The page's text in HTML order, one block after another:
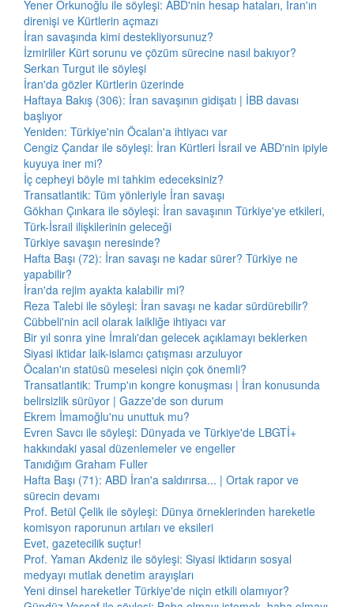
Yener Orkunoğlu ile söyleşi: ABD'nin hesap hataları, İran'ın
direnişi ve Kürtlerin açmazı
İran savaşında kimi destekliyorsunuz?
İzmirliler Kürt sorunu ve çözüm sürecine nasıl bakıyor?
Serkan Turgut ile söyleşi
İran'da gözler Kürtlerin üzerinde
Haftaya Bakış (306): İran savaşının gidişatı | İBB davası
başlıyor
Yeniden: Türkiye'nin Öcalan'a ihtiyacı var
Cengiz Çandar ile söyleşi: İran Kürtleri İsrail ve ABD'nin ipiyle
kuyuya iner mi?
İç cepheyi böyle mi tahkim edeceksiniz?
Transatlantik: Tüm yönleriyle İran savaşı
Gökhan Çınkara ile söyleşi: İran savaşının Türkiye'ye etkileri,
Türk-İsrail ilişkilerinin geleceği
Türkiye savaşın neresinde?
Hafta Başı (72): İran savaşı ne kadar sürer? Türkiye ne
yapabilir?
İran'da rejim ayakta kalabilir mi?
Reza Talebi ile söyleşi: İran savaşı ne kadar sürdürebilir?
Cübbeli'nin acil olarak laikliğe ihtiyacı var
Bir yıl sonra yine İmralı'dan gelecek açıklamayı beklerken
Siyasi iktidar laik-islamcı çatışması arzuluyor
Öcalan'ın statüsü meselesi niçin çok önemli?
Transatlantik: Trump'ın kongre konuşması | İran konusunda
belirsizlik sürüyor | Gazze'de son durum
Ekrem İmamoğlu'nu unuttuk mu?
Evren Savcı ile söyleşi: Dünyada ve Türkiye'de LBGTİ+
hakkındaki yasal düzenlemeler ve engeller
Tanıdığım Graham Fuller
Hafta Başı (71): ABD İran'a saldırırsa... | Ortak rapor ve
sürecin devamı
Prof. Betül Çelik ile söyleşi: Dünya örneklerinden hareketle
komisyon raporunun artıları ve eksileri
Evet, gazetecilik suçtur!
Prof. Yaman Akdeniz ile söyleşi: Siyasi iktidarın sosyal
medyayı mutlak denetim arayışları
Yeni dinsel hareketler Türkiye'de niçin etkili olamıyor?